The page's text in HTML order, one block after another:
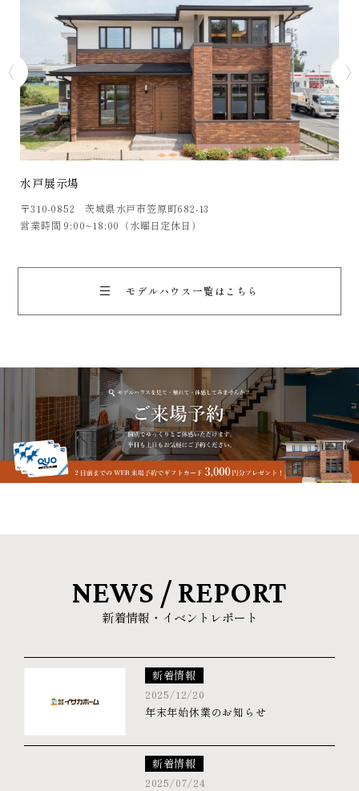
【水戸】IKI平屋モデルハウス
〒水戸市笠原町1538-28
営業時間 9:00~18:00（水曜日定休日）
モデルハウス一覧はこちら
NEWS / REPORT
新着情報・イベントレポート
新着情報
2025/12/20
年末年始休業のお知らせ
新着情報
2025/07/24